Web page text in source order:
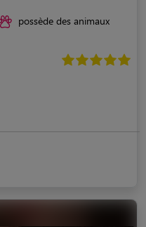
possède des animaux